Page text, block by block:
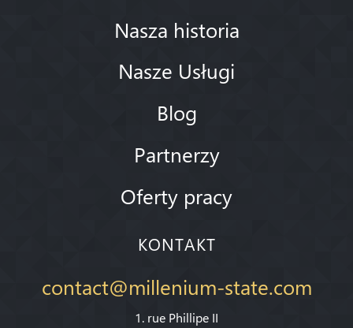
Nasza historia
Nasze Usługi
Blog
Partnerzy
Oferty pracy
KONTAKT
contact@millenium-state.com
1. rue Phillipe II